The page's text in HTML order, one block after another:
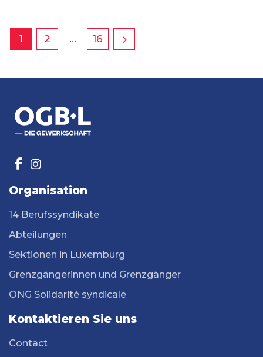
1 2 … 16
Organisation
14 Berufssyndikate
Abteilungen
Sektionen in Luxemburg
Grenzgängerinnen und Grenzgänger
ONG Solidarité syndicale
Kontaktieren Sie uns
Contact